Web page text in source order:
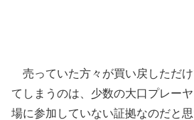
売っていた方々が買い戻しただ
てしまうのは、少数の大口プレー
場に参加していない証拠なのだと